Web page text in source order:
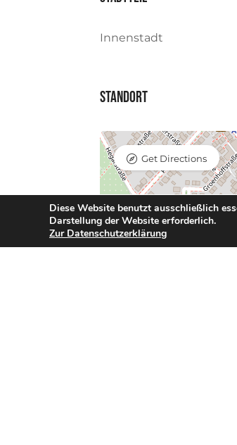
Innenstadt
Standort
Get Directions
Diese Website benutzt ausschließlich
Darstellung der Website erforderlich.
Zur Datenschutzerklärung